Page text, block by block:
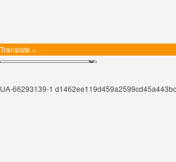
Translate »
UA-66293139-1